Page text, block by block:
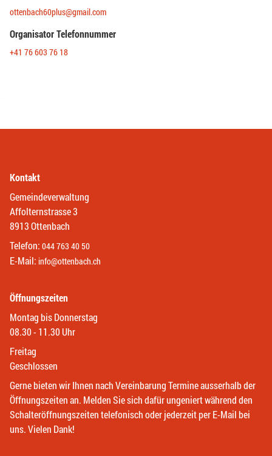
ottenbach60plus@gmail.com
Organisator Telefonnummer
+41 76 603 76 18
Kontakt
Gemeindeverwaltung
Affolternstrasse 3
8913 Ottenbach
Telefon: 044 763 40 50
E-Mail: info@ottenbach.ch
Öffnungszeiten
Montag bis Donnerstag
08.30 - 11.30 Uhr
Freitag
Geschlossen
Gerne bieten wir Ihnen nach Vereinbarung Termine ausserhalb der
Öffnungszeiten an. Melden Sie sich dafür ungeniert während den
Schalteröffnungszeiten telefonisch oder jederzeit per E-Mail bei
uns. Vielen Dank!